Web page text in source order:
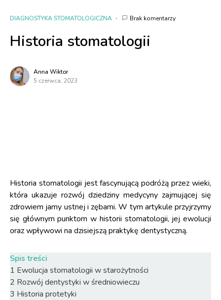
DIAGNOSTYKA STOMATOLOGICZNA Brak komentarzy
Historia stomatologii
Anna Wiktor
5 czerwca, 2023
Historia stomatologii jest fascynującą podróżą przez wieki,
która ukazuje rozwój dziedziny medycyny zajmującej się
zdrowiem jamy ustnej i zębami. W tym artykule przyjrzymy
się głównym punktom w historii stomatologii, jej ewolucji
oraz wpływowi na dzisiejszą praktykę dentystyczną.
Spis treści
1 Ewolucja stomatologii w starożytności
2 Rozwój dentystyki w średniowieczu
3 Historia protetyki